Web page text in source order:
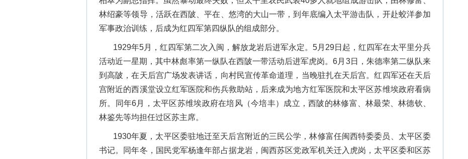
林绍豪等领导，活跃在西陂、平在、悠湾的大山一带，到年底编入太平游击队，开赴蛟洋参加
军事政治训练，后成为红四军第四纵队的组成部分。
1929年5月，红四军第二次入闽，解放龙岩后进军永定。5月29日起，红四军在太平里分兵
活动近一星期，其中林彪率第一纵队在西陂一带活动后进军虎岗。6月3日，朱德率第二纵队来
到高陂，在天后宫广场发表讲话，向村民宣传革命道理，当晚驻扎在天后宫。红四军还在天后
宫附近的西溪堂设立红军医院和伤兵救助站，后来成为地方红军医院和太平区苏维埃政府看病
所。同年6月，太平区苏维埃政府在培风（今培丰）成立，西陂的林修富、林最荣、林德钦、
林鉴先等均担任过区苏主席。
1930年夏，太平区委驻地迁至天后宫附近的三民公学，林修富任闽西特委委员、太平区委
书记。同年冬，国民党军杨逢年部占据龙岩，闽西苏区党政军机关迁入虎岗，太平区委和区苏